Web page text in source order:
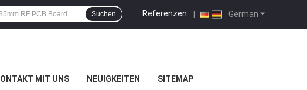
German
Referenzen |
Suchen
MIT UNS NEUIGKEITEN SITEMAP